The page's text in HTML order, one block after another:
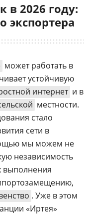
в 2026 году:
экспортера
может работать в
устойчивую
интернет и в
местности.
стало
сети в
мы можем не
независимость
выполнения
. Уже в этом
«Иртея»